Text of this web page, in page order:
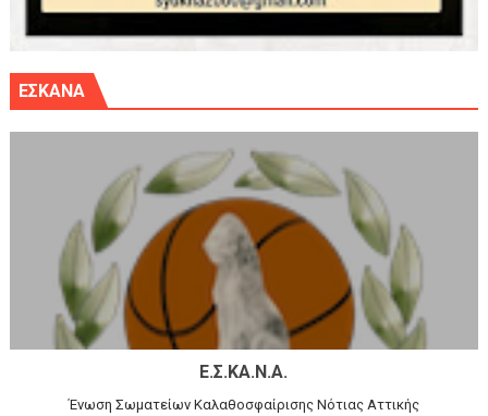
ΕΣΚΑΝΑ
Ε.Σ.ΚΑ.Ν.Α.
Ένωση Σωματείων Καλαθοσφαίρισης Νότιας Αττικής